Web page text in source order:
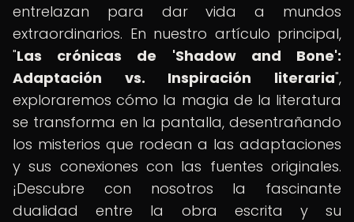
entrelazan para dar vida a mundos
extraordinarios. En nuestro artículo principal,
"Las crónicas de 'Shadow and Bone':
Adaptación vs. Inspiración literaria",
exploraremos cómo la magia de la literatura
se transforma en la pantalla, desentrañando
los misterios que rodean a las adaptaciones
y sus conexiones con las fuentes originales.
¡Descubre con nosotros la fascinante
dualidad entre la obra escrita y su